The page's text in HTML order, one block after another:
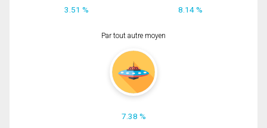
3.51 % 8.14 %
Par tout autre moyen
7.38 %